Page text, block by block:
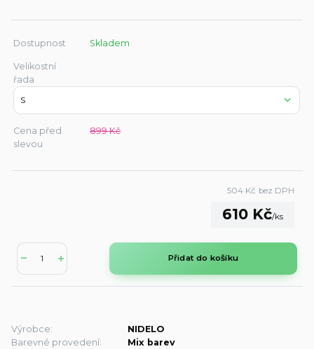
Dostupnost Skladem
Velikostní
řada
Cena před
slevou
899 Kč
610 Kč/ks
504 Kč bez DPH
Přidat do košíku
Výrobce:
NIDELO
Barevné provedení:
Mix barev